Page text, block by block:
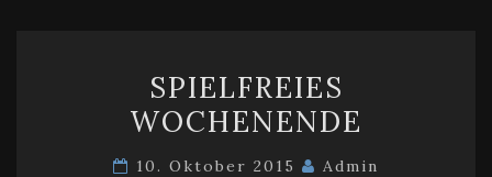
WOCHENENDE
SPIELFREIES
WOCHENENDE
10. Oktober 2015 Admin